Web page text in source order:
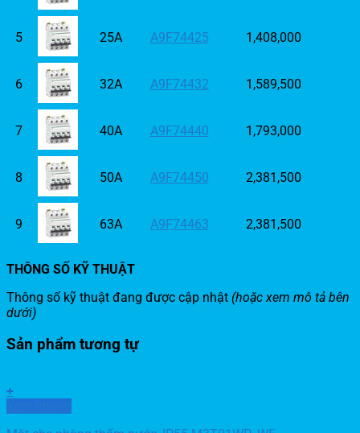
5 25A A9F74425 1,408,000
6 32A A9F74432 1,589,500
7 40A A9F74440 1,793,000
8 50A A9F74450 2,381,500
9 63A A9F74463 2,381,500
THÔNG SỐ KỸ THUẬT
Thông số kỹ thuật đang được cập nhật (hoặc xem mô tả bên
dưới)
Sản phẩm tương tự
+